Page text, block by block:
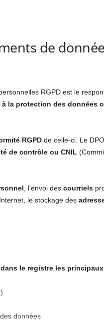
de
RGPD est le
à la protection des données
RGPDde celle-ci. Le
de contrôle ou CNIL
, l’envoi des courriels
le stockage des
le registre les
données